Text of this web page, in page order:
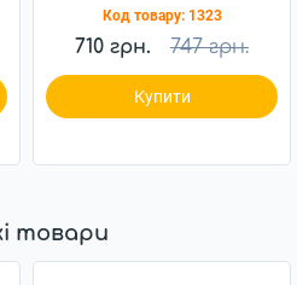
Код товару: 1323
710 грн. 747 грн.
Купити
товари